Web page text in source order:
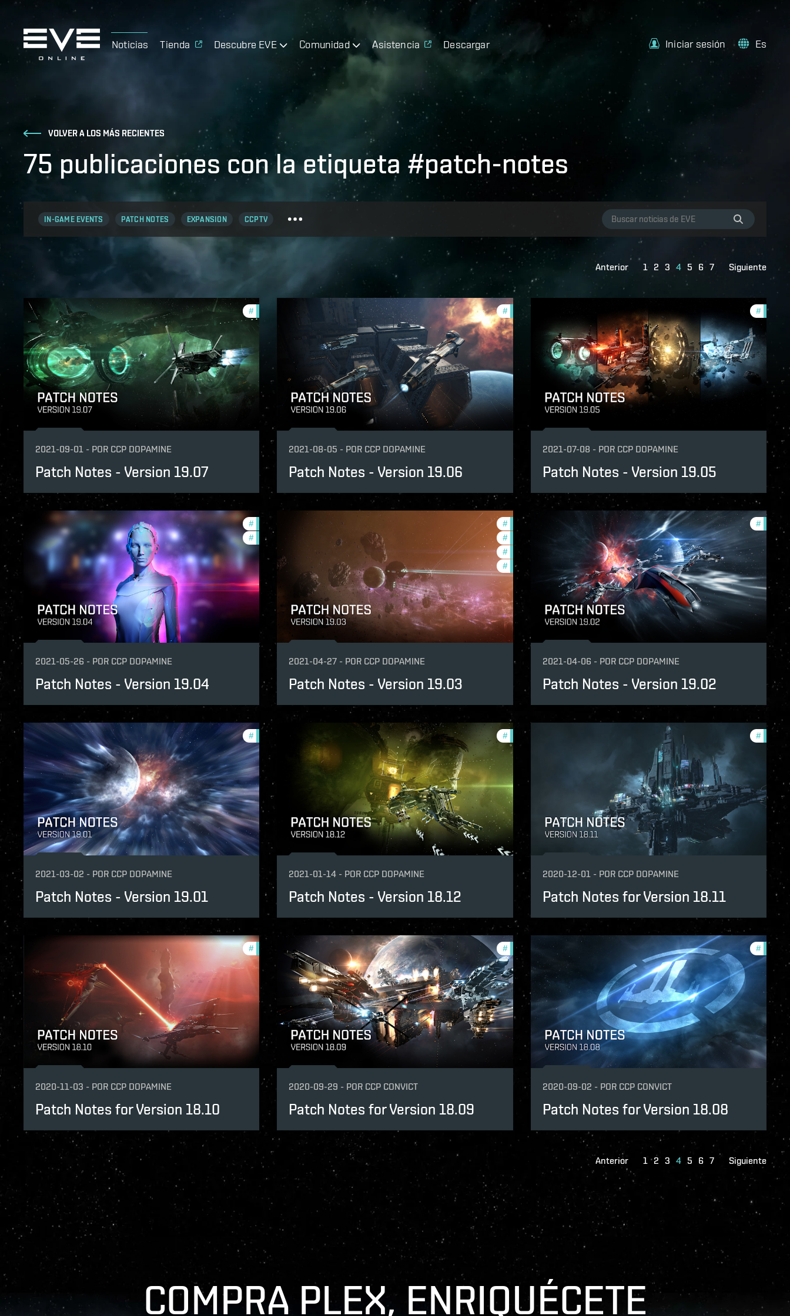
Noticias Tienda Descubre EVE Comunidad Asistencia Descargar Iniciar sesión Es
VOLVER A LOS MÁS RECIENTES
75 publicaciones con la etiqueta #patch-notes
IN-GAME EVENTS PATCH NOTES EXPANSION CCPTV
Anterior 1 2 3 4 5 6 7 Siguiente
#
2021-09-01 - POR CCP DOPAMINE
Patch Notes - Version 19.07
#patch-notes
2021-08-05 - POR CCP DOPAMINE
Patch Notes - Version 19.06
#patch-
2021-07-08 - POR CCP DOPAMINE
Patch Notes - Version 19.05
#
# foundation-2021-quadrant-2
2021-05-26 - POR CCP DOPAMINE
Patch Notes - Version 19.04
#patch-notes
#balance-changes
#future-updates
#development-updates
2021-04-27 - POR CCP DOPAMINE
Patch Notes - Version 19.03
#patch-
2021-04-06 - POR CCP DOPAMINE
Patch Notes - Version 19.02
#
2021-03-02 - POR CCP DOPAMINE
Patch Notes - Version 19.01
#patch-notes
2021-01-14 - POR CCP DOPAMINE
Patch Notes - Version 18.12
#patch-
2020-12-01 - POR CCP DOPAMINE
Patch Notes for Version 18.11
# patch-notes
2020-11-03 - POR CCP DOPAMINE
Patch Notes for Version 18.10
#patch-notes
2020-09-29 - POR CCP CONVICT
Patch Notes for Version 18.09
#patch-
2020-09-02 - POR CCP CONVICT
Patch Notes for Version 18.08
Anterior 1 2 3 4 5 6 7 Siguiente
COMPRA PLEX, ENRIQUÉCETE